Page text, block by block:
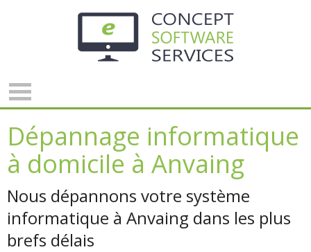
Dépannage informatique
à domicile à Anvaing
Nous dépannons votre système
informatique à Anvaing dans les plus
brefs délais